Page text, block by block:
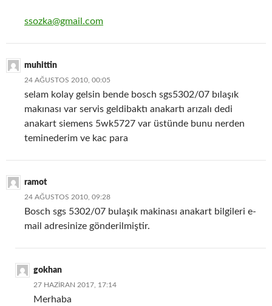
ssozka@gmail.com
muhittin
24 AĞUSTOS 2010, 00:05
selam kolay gelsin bende bosch sgs5302/07 bılaşık
makınası var servis geldibaktı anakartı arızalı dedi
anakart siemens 5wk5727 var üstünde bunu nerden
teminederim ve kac para
ramot
24 AĞUSTOS 2010, 09:28
Bosch sgs 5302/07 bulaşık makinası anakart bilgileri e-
mail adresinize gönderilmiştir.
gokhan
27 HAZIRAN 2017, 17:14
Merhaba